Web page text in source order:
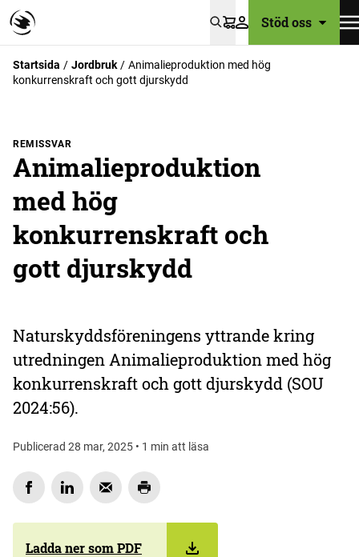
VarukorgStöd oss
Startsida Jordbruk
Animalieproduktion med hög
konkurrenskraft och gott djurskydd
REMISSVAR
Animalieproduktion
med hög
konkurrenskraft och
gott djurskydd
Naturskyddsföreningens yttrande kring
utredningen Animalieproduktion med hög
konkurrenskraft och gott djurskydd (SOU
2024:56).
Publicerad 28 mar, 2025 • 1 min att läsa
Ladda ner som PDF